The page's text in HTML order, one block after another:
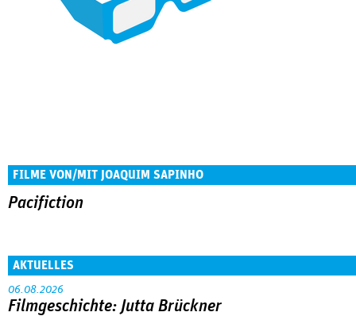
FILME VON/MIT JOAQUIM SAPINHO
Pacifiction
AKTUELLES
06.08.2026
Filmgeschichte: Jutta Brückner